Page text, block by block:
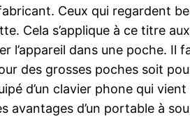
Ceux qui regardent
Cela s’applique à ce titre
dans une poche. Il
des grosses poches soit
d’un clavier phone qui
d’un portable à